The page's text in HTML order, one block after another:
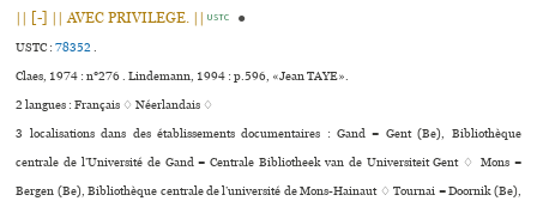
|| [-] || AVEC PRIVILEGE. ||
USTC ●
USTC :78352.
Claes, 1974 : n°276 . Lindemann, 1994 : p.596, «Jean TAYE».
2 langues :Français ♢Néerlandais ♢
3 localisations dans des établissements documentaires : Gand = Gent (Be), Bibliothèque
centrale de l’Université de Gand = Centrale Bibliotheek van de Universiteit Gent ♢ Mons =
Bergen (Be), Bibliothèque cen­trale de l’uni­ver­sité de Mons-Hainaut ♢ Tournai = Doornik (Be),